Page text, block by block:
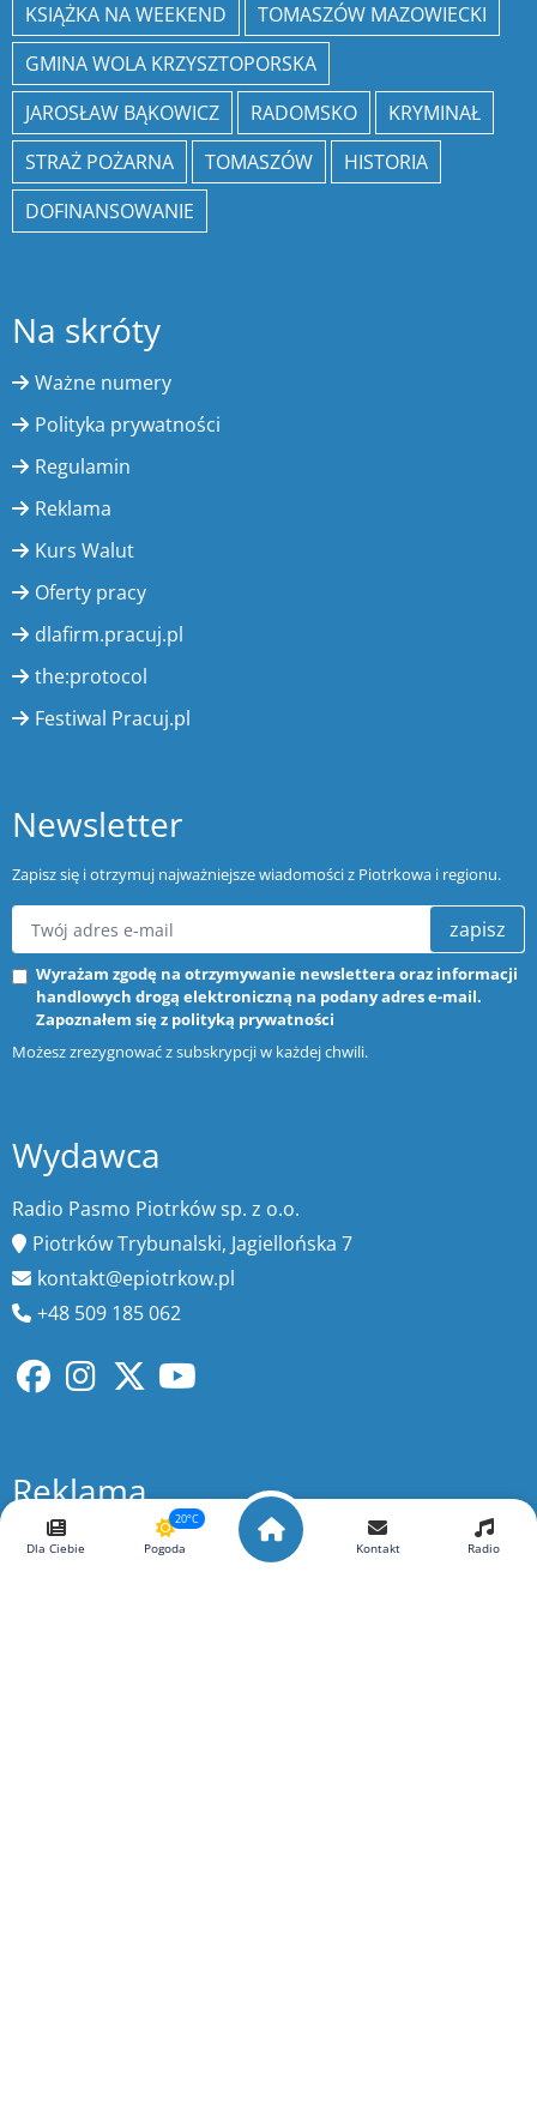
KSIĄŻKA NA WEEKEND
TOMASZÓW MAZOWIECKI
GMINA WOLA KRZYSZTOPORSKA
JAROSŁAW BĄKOWICZ
RADOMSKO
KRYMINAŁ
STRAŻ POŻARNA
TOMASZÓW
HISTORIA
DOFINANSOWANIE
Na skróty
Ważne numery
Polityka prywatności
Regulamin
Reklama
Kurs Walut
Oferty pracy
dlafirm.pracuj.pl
the:protocol
Festiwal Pracuj.pl
Newsletter
Zapisz się i otrzymuj najważniejsze wiadomości z Piotrkowa i regionu.
zapisz
Wyrażam zgodę na otrzymywanie newslettera oraz informacji
handlowych drogą elektroniczną na podany adres e-mail.
Zapoznałem się z polityką prywatności
Możesz zrezygnować z subskrypcji w każdej chwili.
Wydawca
Radio Pasmo Piotrków sp. z o.o.
Piotrków Trybunalski, Jagiellońska 7
kontakt@epiotrkow.pl
+48 509 185 062
Reklama
ELTOM Agencja Reklamowa
Dla Ciebie
20°C
Pogoda Kontakt Radio